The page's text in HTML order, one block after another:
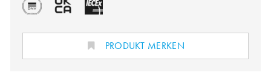
PRODUKT MERKEN